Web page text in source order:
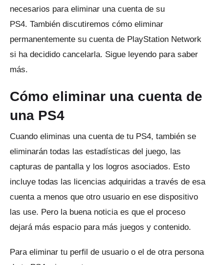
necesarios para eliminar una cuenta de su
PS4. También discutiremos cómo eliminar
permanentemente su cuenta de PlayStation Network
si ha decidido cancelarla. Sigue leyendo para saber
más.
Cómo eliminar una cuenta de
una PS4
Cuando eliminas una cuenta de tu PS4, también se
eliminarán todas las estadísticas del juego, las
capturas de pantalla y los logros asociados. Esto
incluye todas las licencias adquiridas a través de esa
cuenta a menos que otro usuario en ese dispositivo
las use. Pero la buena noticia es que el proceso
dejará más espacio para más juegos y contenido.
Para eliminar tu perfil de usuario o el de otra persona